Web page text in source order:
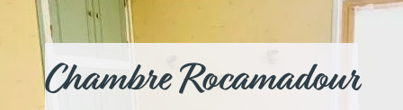
Chambre Rocamadour